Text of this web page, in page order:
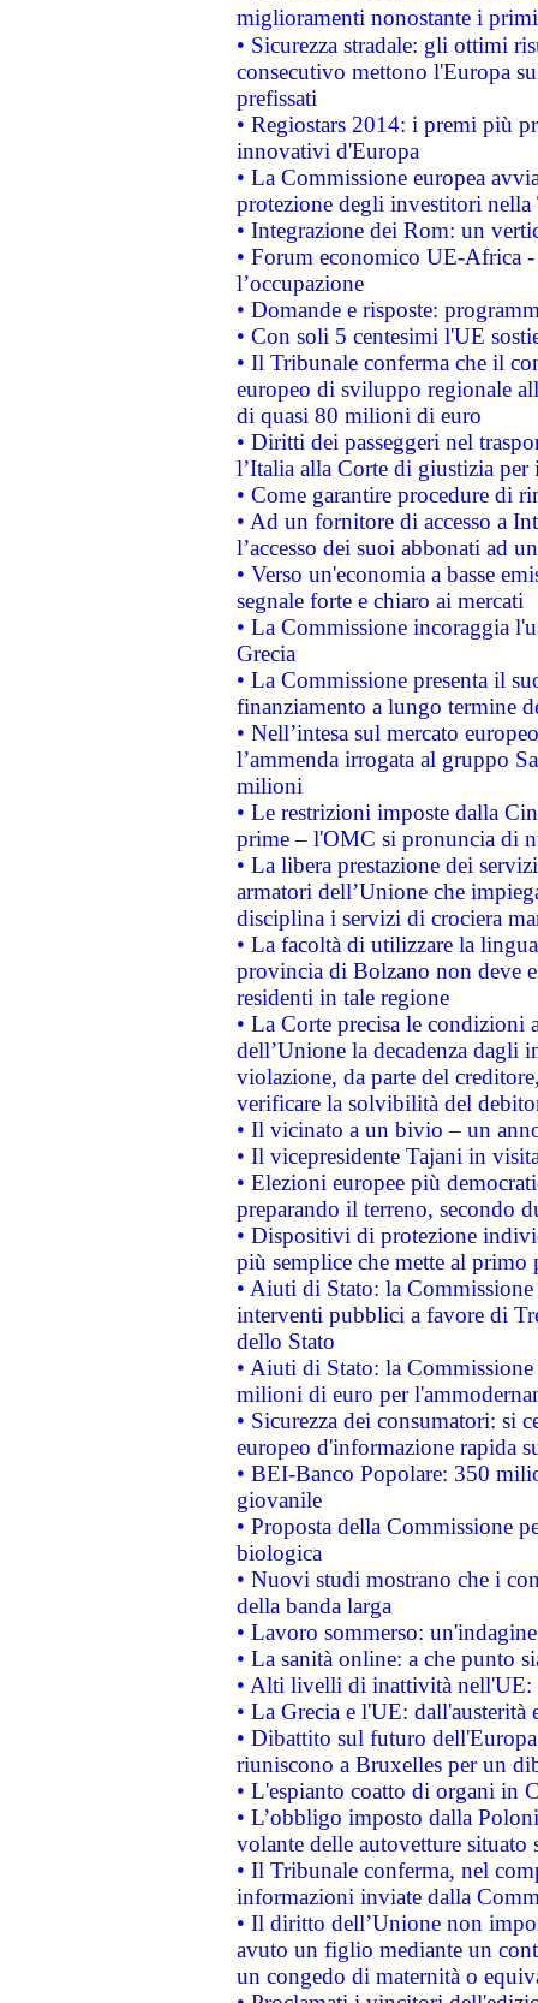
miglioramenti nonostante i
• Sicurezza stradale: gli ottimi
consecutivo mettono l'Europa
prefissati
• Regiostars 2014: i premi più
innovativi d'Europa
• La Commissione europea
protezione degli investitori
• Integrazione dei Rom: un
• Forum economico UE-Africa -
l’occupazione
• Domande e risposte:
• Con soli 5 centesimi l'UE
• Il Tribunale conferma che il
europeo di sviluppo regionale
di quasi 80 milioni di euro
• Diritti dei passeggeri nel
l’Italia alla Corte di giustizia
• Come garantire procedure di
• Ad un fornitore di accesso a
l’accesso dei suoi abbonati ad
• Verso un'economia a basse
segnale forte e chiaro ai mercati
• La Commissione incoraggia
Grecia
• La Commissione presenta il
finanziamento a lungo termine
• Nell’intesa sul mercato
l’ammenda irrogata al gruppo
milioni
• Le restrizioni imposte dalla
prime – l'OMC si pronuncia di
• La libera prestazione dei
armatori dell’Unione che
disciplina i servizi di crociera
• La facoltà di utilizzare la
provincia di Bolzano non deve
residenti in tale regione
• La Corte precisa le
dell’Unione la decadenza dagli
violazione, da parte del
verificare la solvibilità del
• Il vicinato a un bivio – un
• Il vicepresidente Tajani in
• Elezioni europee più
preparando il terreno, secondo
• Dispositivi di protezione
più semplice che mette al primo
• Aiuti di Stato: la
interventi pubblici a favore di
dello Stato
• Aiuti di Stato: la
milioni di euro per
• Sicurezza dei consumatori: si
europeo d'informazione rapida
• BEI-Banco Popolare: 350
giovanile
• Proposta della Commissione
biologica
• Nuovi studi mostrano che i
della banda larga
• Lavoro sommerso:
• La sanità online: a che punto
• Alti livelli di inattività nell'UE:
• La Grecia e l'UE: dall'austerità
• Dibattito sul futuro
riuniscono a Bruxelles per un
• L'espianto coatto di organi in
• L’obbligo imposto dalla
volante delle autovetture
• Il Tribunale conferma, nel
informazioni inviate dalla
• Il diritto dell’Unione non
avuto un figlio mediante un
un congedo di maternità o